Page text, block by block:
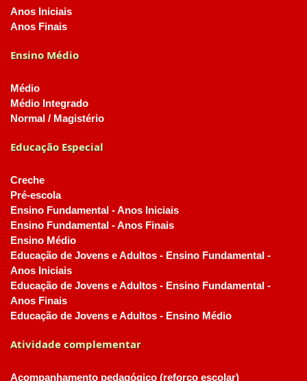
Anos Iniciais
Anos Finais
Ensino Médio
Médio
Médio Integrado
Normal / Magistério
Educação Especial
Creche
Pré-escola
Ensino Fundamental - Anos Iniciais
Ensino Fundamental - Anos Finais
Ensino Médio
Educação de Jovens e Adultos - Ensino Fundamental -
Anos Iniciais
Educação de Jovens e Adultos - Ensino Fundamental -
Anos Finais
Educação de Jovens e Adultos - Ensino Médio
Atividade complementar
Acompanhamento pedagógico (reforço escolar)